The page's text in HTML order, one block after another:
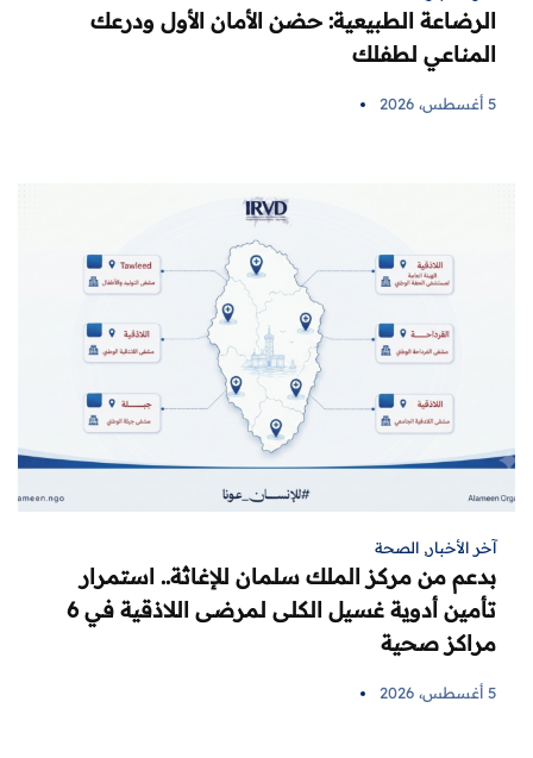
الرضاعة الطبيعية: حضن الأمان الأول ودرعك
المناعي لطفلك
5 أغسطس، 2026
آخر الأخبار, الصحة
بدعم من مركز الملك سلمان للإغاثة.. استمرار
تأمين أدوية غسيل الكلى لمرضى اللاذقية في 6
مراكز صحية
5 أغسطس، 2026